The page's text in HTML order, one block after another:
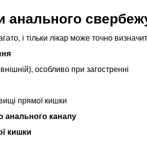
анального
і тільки лікар може точно
особливо при загостренні
прямої кишки
анального каналу
кишки